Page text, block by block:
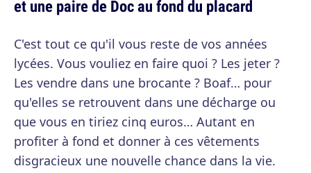
et une paire de Doc au fond du placard
C'est tout ce qu'il vous reste de vos années
lycées. Vous vouliez en faire quoi ? Les jeter ?
Les vendre dans une brocante ? Boaf… pour
qu'elles se retrouvent dans une décharge ou
que vous en tiriez cinq euros… Autant en
profiter à fond et donner à ces vêtements
disgracieux une nouvelle chance dans la vie.